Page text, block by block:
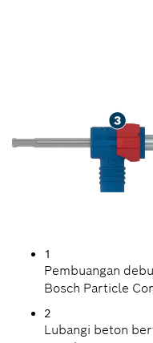
1
Pembuangan
Bosch Particle
2
Lubangi beton